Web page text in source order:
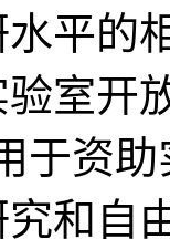
平的
室开
于资
和自